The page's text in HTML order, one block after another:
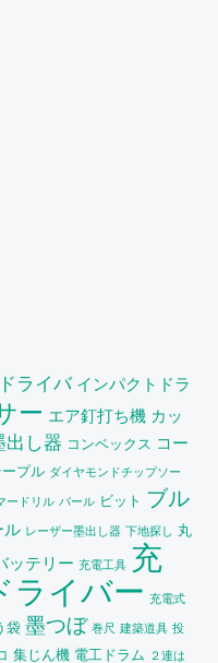
ライバ インパクトドラ
ー エア釘打ち機 カッ
出し器 コンベックス コー
プル ダイヤモンドチップソー
ードリル バール ビット ブル
ル レーザー墨出し器 下地探し 丸
ッテリー 充電工具 充
ライバー 充電式
袋 墨つぼ 巻尺 建築道具 投
集じん機 電工ドラム ２連は